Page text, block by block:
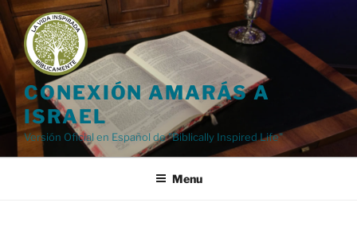
Skip
to
content
CONEXIÓN AMARÁS A
ISRAEL
Versión Oficial en Español de "Biblically Inspired Life"
Menu